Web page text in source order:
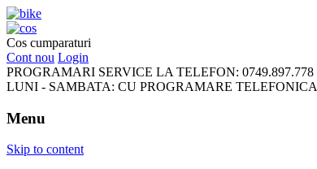
FreeRideBikes
Cos cumparaturi
Cont nou Login
PROGRAMARI SERVICE LA TELEFON: 0749.897.778
LUNI - SAMBATA: CU PROGRAMARE TELEFONICA
Menu
Skip to content